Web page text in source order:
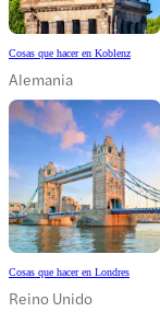
Cosas que hacer en Koblenz
Alemania
Cosas que hacer en Londres
Reino Unido